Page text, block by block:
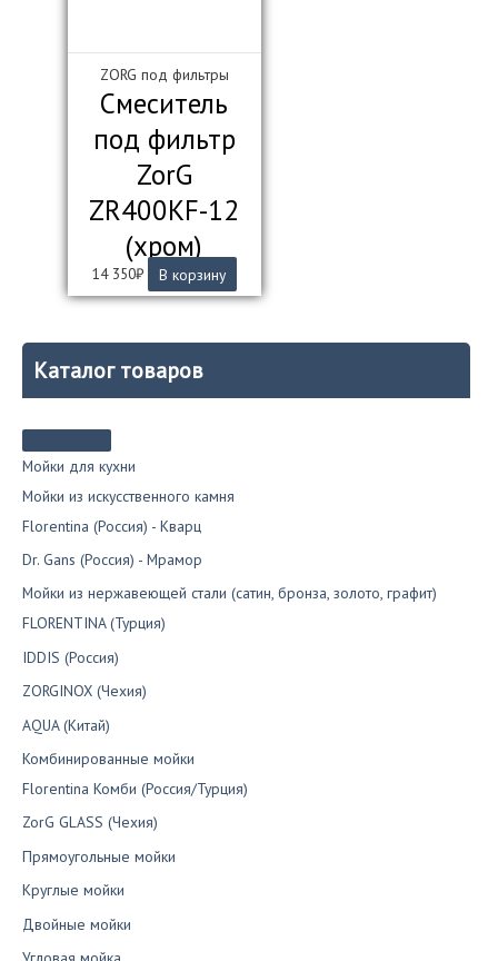
Каталог товаров
Мойки для кухни
Мойки из искусственного камня
Florentina (Россия) - Кварц
Dr. Gans (Россия) - Мрамор
Мойки из нержавеющей стали (сатин, бронза, золото, графит)
FLORENTINA (Турция)
IDDIS (Россия)
ZORGINOX (Чехия)
AQUA (Китай)
Комбинированные мойки
Florentina Комби (Россия/Турция)
ZorG GLASS (Чехия)
Прямоугольные мойки
Круглые мойки
Двойные мойки
ZORG под фильтры
Смеситель
под фильтр
ZorG
ZR400KF-12
(хром)
14 350₽ В корзину